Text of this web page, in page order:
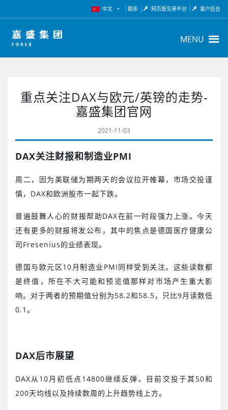
中文 联系 网页版交易平台 客户后台
MENU
重点关注DAX与欧元/英镑的走势-
嘉盛集团官网
2021-11-03
DAX关注财报和制造业PMI
周二，因为美联储为期两天的会议拉开帷幕，市场交投谨
慎， DAX和欧洲股市一起下跌。
普遍鼓舞人心的财报帮助DAX在前一时段强力上涨。今天
还有更多的财报将发公布，其中的焦点是德国医疗健康公
司Fresenius的业绩表现。
德国与欧元区10月制造业 PMI同样受到关注。这些读数都
是终值，所在不大可能和预览值那样对市场产生重大影
响。对于两者的预期值分别为58.2和58.5，只比9月读数低
0.1 。
DAX后市展望
DAX从 10月初低点 14800继续反弹，目前交投于其50和
200天均线以及持续数周的上升趋势线上方。